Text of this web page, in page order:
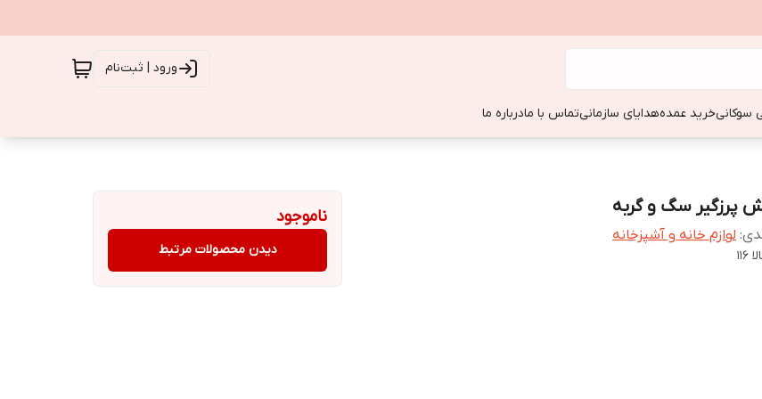
ورود | ثبت‌نام
سوکانیخرید عمدههدایای سازمانیتماس با مادرباره ما
پرزگیر سگ و گربه
: لوازم خانه و آشپزخانه
116
ناموجود
دیدن محصولات مرتبط